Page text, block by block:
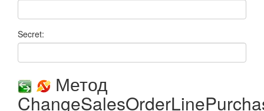
Secret:
Метод